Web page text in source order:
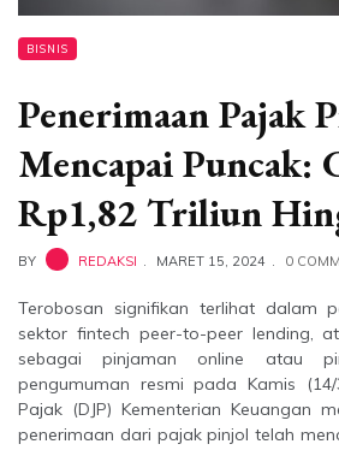
BISNIS
Penerimaan Pajak
Mencapai Puncak:
Rp1,82 Triliun
BY REDAKSI MARET 15, 2024 0
Terobosan signifikan terlihat dalam
sektor fintech peer-to-peer lending,
sebagai pinjaman online atau
pengumuman resmi pada Kamis (14/
Pajak (DJP) Kementerian Keuangan
penerimaan dari pajak pinjol telah